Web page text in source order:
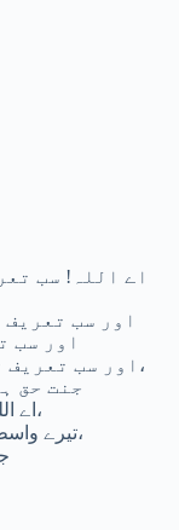
اے اللہ! سب
اور سب
اور سب
اور سب تعریف تیرے ہی لیے ہے، تو ہی حق ہے، تیرا وعدہ حق ہے، تجھ سے ملاقات حق ہے، تیرا فرمان حق ہے،
جنت حق
اے اللہ! میں نے تیرے آگے سر جھکا دیا، تجھ پر ایمان لایا، تجھ پر ہی بھروسہ کیا، تیری طرف رجوع کیا،
تیرے واسطے جھگڑا کیا، اور تیرے پاس فیصلہ لے گیا۔ پس مجھے بخش دے جو میں نے پہلے کیا اور جو بعد میں کیا،